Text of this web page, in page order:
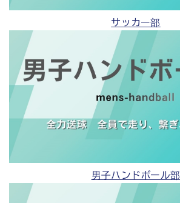
サッカー部
男子ハンドボール部